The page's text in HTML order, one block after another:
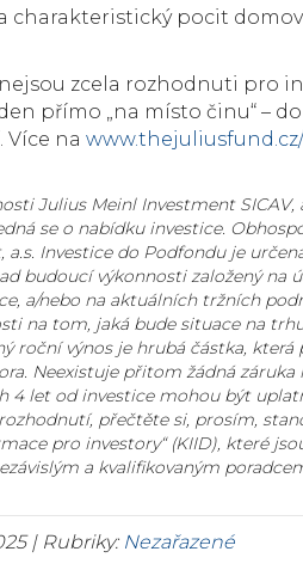
charakteristický pocit
zcela rozhodnuti pro
přímo „na místo činu“ –
Více na
Julius Meinl Investment SICAV,
se o nabídku investice.
Investice do Podfondu je
budoucí výkonnosti založený na
a/nebo na aktuálních tržních
na tom, jaká bude situace na
roční výnos je hrubá částka, která
Neexistuje přitom žádná
4 let od investice mohou být
přečtěte si, prosím,
pro investory“ (KIID), které
a kvalifikovaným
| Rubriky: Nezařazené